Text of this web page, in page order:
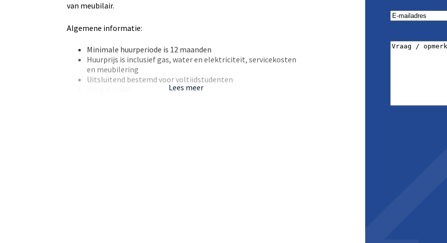
van meubilair.
Algemene informatie:
Minimale huurperiode is 12 maanden
Huurprijs is inclusief gas, water en elektriciteit, servicekosten
en meubilering
Uitsluitend bestemd voor voltijdstudenten
Lees meer
Email(Vereist)
Vraag